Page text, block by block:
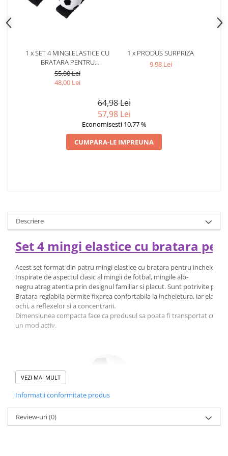
1 x SET 4 MINGI ELASTICE CU
BRATARA PENTRU
INCHEIETURA, MODEL
FOTBAL ALB NEGRU, MINGE
MM, JUCARIE ANTISTRES
PENTRU COORDONARE SI
55,00 Lei
48,00 Lei
1 x PRODUS SURPRIZA
9,98 Lei
64,98 Lei
57,98 Lei
Economisesti 10,77 %
CUMPARA-LE IMPREUNA
Descriere
Set 4 mingi elastice cu bratara
Acest set format din patru mingi elastice cu bratara pentru
Inspirate de aspectul clasic al mingii de fotbal, mingile alb-
negru atrag atentia prin designul familiar si placut. Sunt potrivite
Bratara reglabila permite fixarea confortabila la incheietura, iar
ochi, a reflexelor si a concentrarii.
Dimensiunea compacta face ca produsul sa poata fi transportat cu
un mod activ.
VEZI MAI MULT
Informatii conformitate produs
Review-uri(0)